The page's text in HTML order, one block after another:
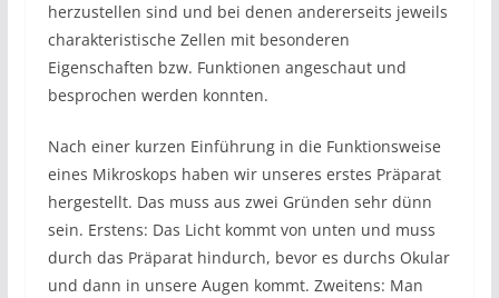
herzustellen sind und bei denen andererseits jeweils
charakteristische Zellen mit besonderen
Eigenschaften bzw. Funktionen angeschaut und
besprochen werden konnten.
Nach einer kurzen Einführung in die Funktionsweise
eines Mikroskops haben wir unseres erstes Präparat
hergestellt. Das muss aus zwei Gründen sehr dünn
sein. Erstens: Das Licht kommt von unten und muss
durch das Präparat hindurch, bevor es durchs Okular
und dann in unsere Augen kommt. Zweitens: Man